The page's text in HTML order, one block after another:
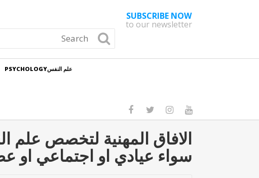
SUBSCRIBE NOW
to our newsletter
علم النفسPSYCHOLOGY
الافاق المهنية لتخصص
سواء عيادي او اجتماعي او